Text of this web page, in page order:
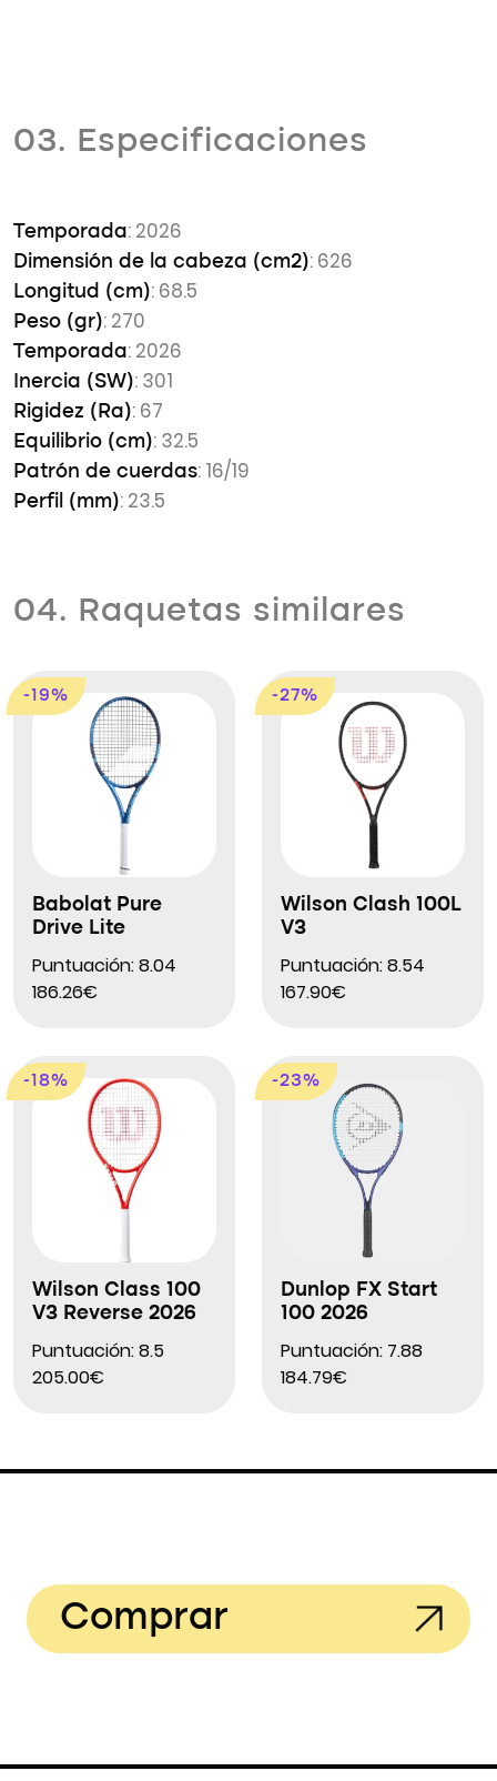
03. Especificaciones
Temporada: 2026
Dimensión de la cabeza (cm2): 626
Longitud (cm): 68.5
Peso (gr): 270
Temporada: 2026
Inercia (SW): 301
Rigidez (Ra): 67
Equilibrio (cm): 32.5
Patrón de cuerdas: 16/19
Perfil (mm): 23.5
04. Raquetas similares
-19%
Babolat Pure
Drive Lite
Puntuación: 8.04
186.26€
-27%
Wilson Clash 100L
V3
Puntuación: 8.54
167.90€
-18%
Wilson Class 100
V3 Reverse 2026
Puntuación: 8.5
205.00€
-23%
Dunlop FX Start
100 2026
Puntuación: 7.88
184.79€
Comprar